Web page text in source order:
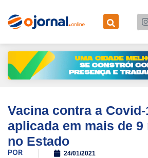
Vacina contra a Covid-
aplicada em mais de
no Estado
POR 24/01/2021